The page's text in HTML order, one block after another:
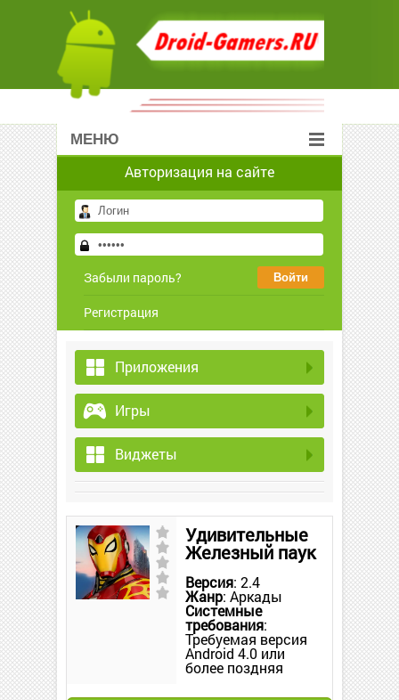
МЕНЮ
Авторизация на сайте
Забыли пароль?
Регистрация
Приложения
Игры
Виджеты
Удивительные
Железный паук
Версия: 2.4
Жанр: Аркады
Системные
требования:
Требуемая версия
Android 4.0 или
более поздняя